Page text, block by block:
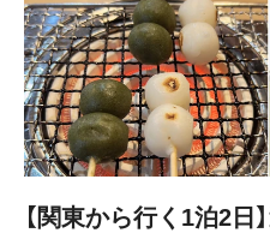
【関東から行く1泊2日